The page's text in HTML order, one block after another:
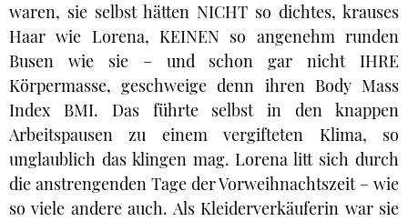
waren, sie selbst hätten NICHT so dichtes, krauses
Haar wie Lorena, KEINEN so angenehm runden
Busen wie sie – und schon gar nicht IHRE
Körpermasse, geschweige denn ihren Body Mass
Index BMI. Das führte selbst in den knappen
Arbeitspausen zu einem vergifteten Klima, so
unglaublich das klingen mag. Lorena litt sich durch
die anstrengenden Tage der Vorweihnachtszeit – wie
so viele andere auch. Als Kleiderverkäuferin war sie